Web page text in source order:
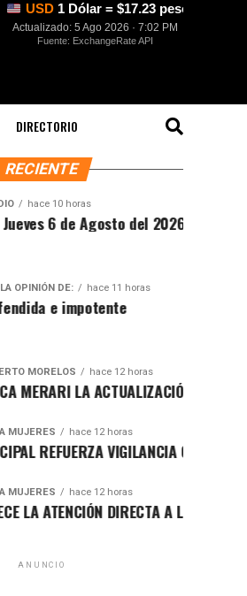
USD 1 Dólar = $17.23 pesos
Actualizado: 5 Ago 2026 · 7:02 PM
Fuente: ExchangeRate API
DIRECTORIO
RECIENTE
hace 10 horas
6 de Agosto del 2026
OPINIÓN DE: hace 11 horas
e impotente
MORELOS hace 12 horas
LA ACTUALIZACIÓN DEL ATLAS
MUJERES hace 12 horas
REFUERZA VIGILANCIA CON
MUJERES hace 12 horas
ATENCIÓN DIRECTA A LAS FAMILIAS
ANUNCIO